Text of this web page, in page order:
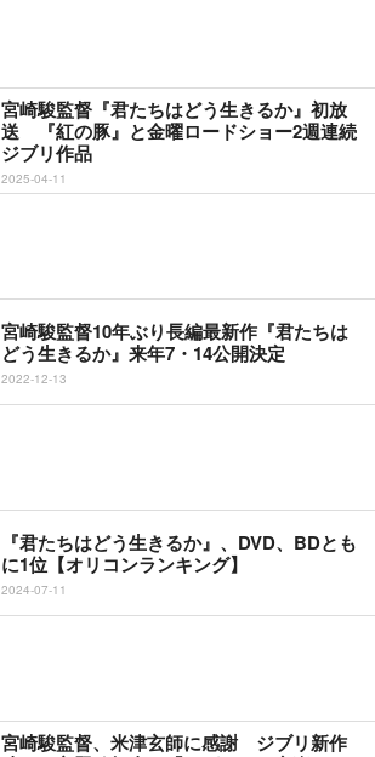
宮崎駿監督『君たちはどう生きるか』初放
送 『紅の豚』と金曜ロードショー2週連続
ジブリ作品
2025-04-11
宮崎駿監督10年ぶり長編最新作『君たちは
どう生きるか』来年7・14公開決定
2022-12-13
『君たちはどう生きるか』、DVD、BDとも
に1位【オリコンランキング】
2024-07-11
宮崎駿監督、米津玄師に感謝 ジブリ新作